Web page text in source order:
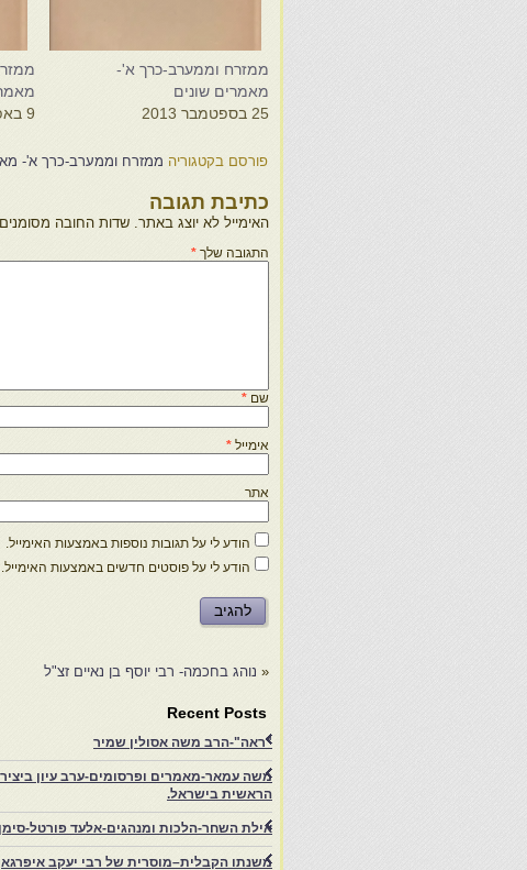
ממזרח וממערב-כרך א'-
מאמרים שונים
25 בספטמבר 2013
9 באפריל 2013
פורסם בקטגוריה ממזרח וממערב-כרך א'-
כתיבת תגובה
האימייל לא יוצג באתר. שדות החובה מסומנים
התגובה שלך *
שם *
אימייל *
אתר
הודע לי על תגובות נוספות באמצעות האימייל.
הודע לי על פוסטים חדשים באמצעות האימייל.
« נוהג בחכמה- רבי יוסף בן נאיים זצ"ל
Recent Posts
"ראה"-הרב משה אסולין שמיר
משה עמאר-מאמרים ופרסומים-ערב עיון
הראשית בישראל.
אילת השחר-הלכות ומנהגים-אלעד פורטל-
משנתו הקבלית–מוסרית של רבי יעקב